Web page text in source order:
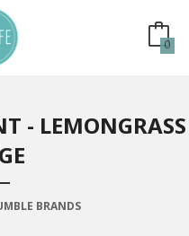
0
- LEMONGRASS
BRANDS